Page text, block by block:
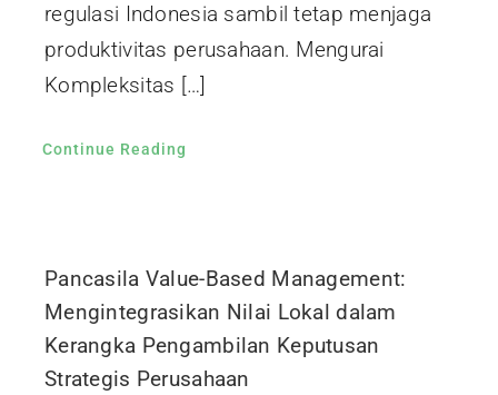
regulasi Indonesia sambil tetap menjaga
produktivitas perusahaan. Mengurai
Kompleksitas […]
Continue Reading
Pancasila Value-Based Management:
Mengintegrasikan Nilai Lokal dalam
Kerangka Pengambilan Keputusan
Strategis Perusahaan